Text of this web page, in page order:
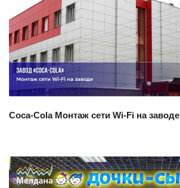
Смотреть проект
Coca-Cola Монтаж сети Wi-Fi на заводе